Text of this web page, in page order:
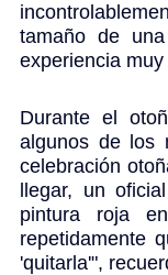
tamaño de
experiencia
Durante el
algunos de los
celebración
llegar, un
pintura roja
repetidamente
'quitarla'",